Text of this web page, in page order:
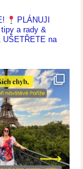
PLÁNUJI
a rady &
na